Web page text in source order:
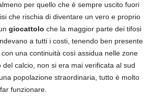
per quello che è sempre uscito fuori
che rischia di diventare un vero e proprio
giocattolo che la maggior parte dei tifosi
a tutti i costi, tenendo ben presente
una continuità così assidua nelle zone
calcio, non si era mai verificata al sud
popolazione straordinaria, tutto è molto
funzionare.